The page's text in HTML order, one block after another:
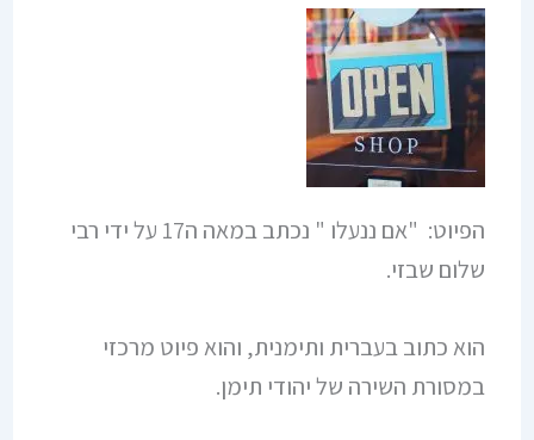
הפיוט: "אם ננעלו " נכתב במאה ה17 על ידי רבי
שלום שבזי.
הוא כתוב בעברית ותימנית, והוא פיוט מרכזי
במסורת השירה של יהודי תימן.